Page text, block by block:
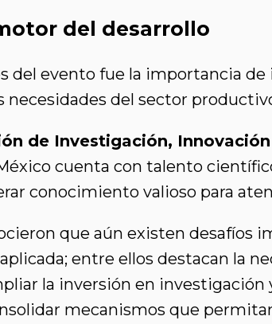
del desarrollo
del evento fue la importancia
necesidades del sector
de Investigación,
cuenta con talento
conocimiento valioso para
que aún existen desafíos
entre ellos destacan la
la inversión en investigación
mecanismos que